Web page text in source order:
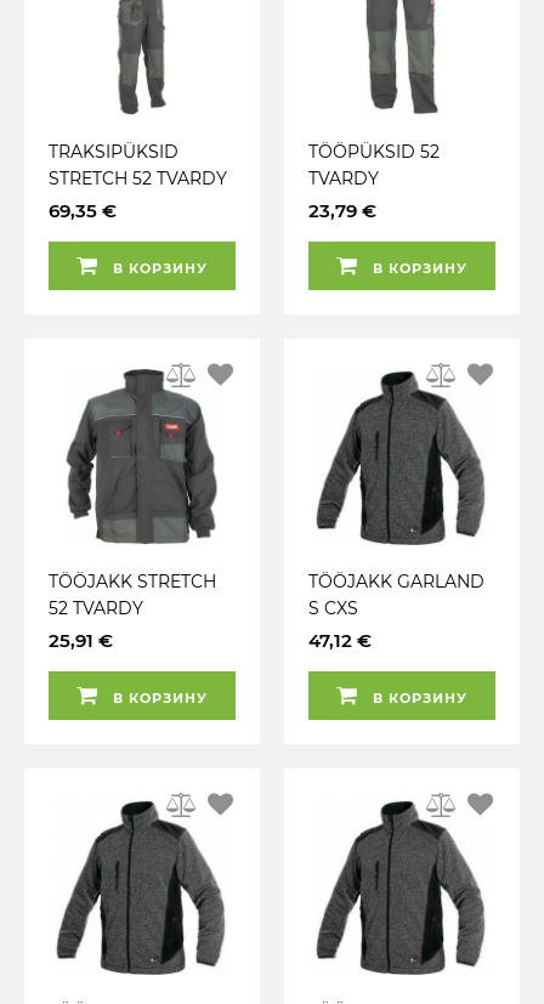
TRAKSIPÜKSID
STRETCH 52 TVARDY
69,35 €
В КОРЗИНУ
TÖÖPÜKSID 52
TVARDY
23,79 €
В КОРЗИНУ
TÖÖJAKK STRETCH
52 TVARDY
25,91 €
В КОРЗИНУ
TÖÖJAKK GARLAND
S CXS
47,12 €
В КОРЗИНУ